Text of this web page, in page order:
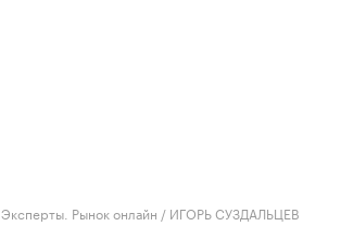
Эксперты. Рынок онлайн / ИГОРЬ СУЗДАЛЬЦЕВ